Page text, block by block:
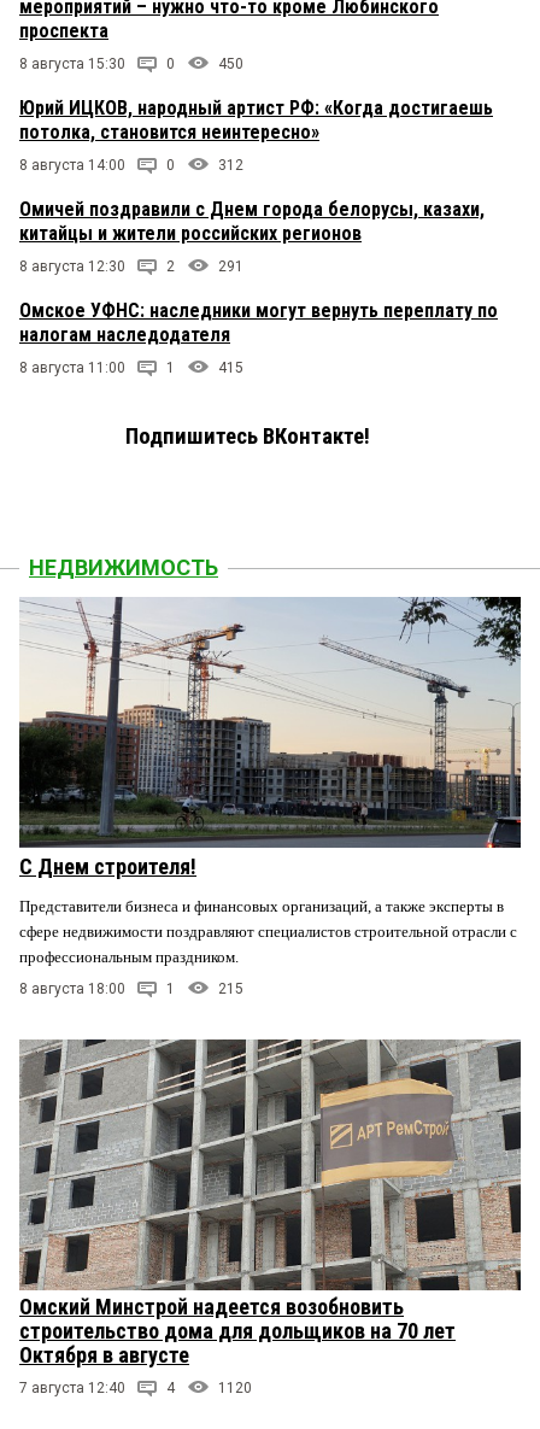
мероприятий – нужно что-то кроме Любинского
проспекта
8 августа 15:30 0 450
Юрий ИЦКОВ, народный артист РФ: «Когда достигаешь
потолка, становится неинтересно»
8 августа 14:00 0 312
Омичей поздравили с Днем города белорусы, казахи,
китайцы и жители российских регионов
8 августа 12:30 2 291
Омское УФНС: наследники могут вернуть переплату по
налогам наследодателя
8 августа 11:00 1 415
Подпишитесь ВКонтакте!
НЕДВИЖИМОСТЬ
С Днем строителя!
Представители бизнеса и финансовых организаций, а также эксперты в
сфере недвижимости поздравляют специалистов строительной отрасли с
профессиональным праздником.
8 августа 18:00 1 215
Омский Минстрой надеется возобновить
строительство дома для дольщиков на 70 лет
Октября в августе
7 августа 12:40 4 1120